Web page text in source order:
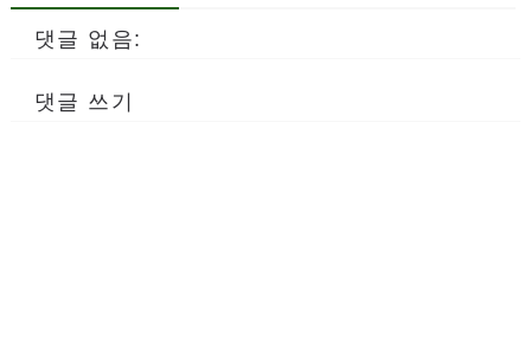
댓글 없음:
댓글 쓰기